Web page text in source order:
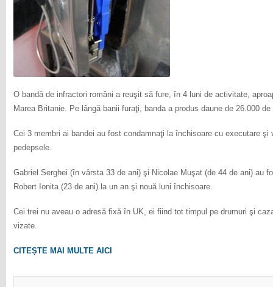
O bandă de infractori români a reuşit să fure, în 4 luni de activitate,
Marea Britanie. Pe lângă banii furaţi, banda a produs daune de 26.000 de
Cei 3 membri ai bandei au fost condamnaţi la închisoare cu executare
pedepsele.
Gabriel Serghei (în vârsta 33 de ani) şi Nicolae Muşat (de 44 de ani) au
Robert Ionita (23 de ani) la un an şi nouă luni închisoare.
Cei trei nu aveau o adresă fixă în UK, ei fiind tot timpul pe drumuri şi
vizate.
CITEȘTE MAI MULTE AICI